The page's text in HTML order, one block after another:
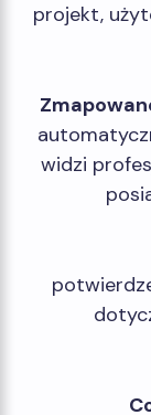
projekt,
widzi